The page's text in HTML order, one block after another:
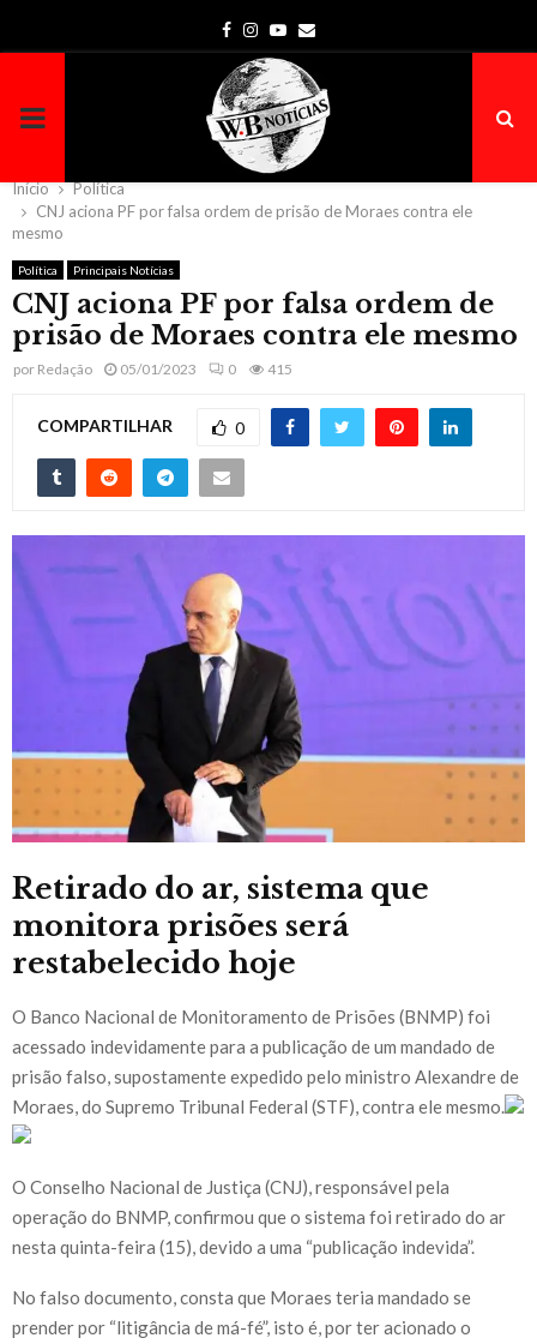
Facebook
Instagram
Youtube
Email
PRIMARY
MENU
Início
Política
CNJ aciona PF por falsa ordem de prisão de Moraes contra ele
mesmo
Política Principais Notícias
CNJ aciona PF por falsa ordem de
prisão de Moraes contra ele mesmo
por Redação 05/01/2023 0 415
COMPARTILHAR 0
Retirado do ar, sistema que
monitora prisões será
restabelecido hoje
O Banco Nacional de Monitoramento de Prisões (BNMP) foi
acessado indevidamente para a publicação de um mandado de
prisão falso, supostamente expedido pelo ministro Alexandre de
Moraes, do Supremo Tribunal Federal (STF), contra ele mesmo.
O Conselho Nacional de Justiça (CNJ), responsável pela
operação do BNMP, confirmou que o sistema foi retirado do ar
nesta quinta-feira (15), devido a uma “publicação indevida”.
No falso documento, consta que Moraes teria mandado se
prender por “litigância de má-fé”, isto é, por ter acionado o